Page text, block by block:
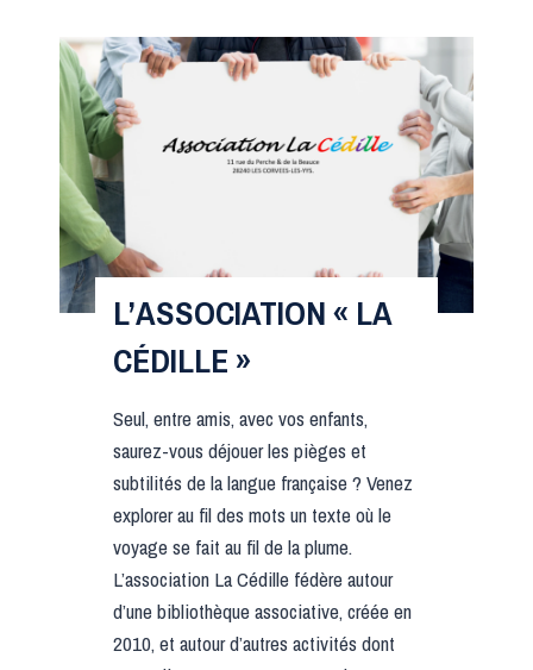
A
S
O
C
O
N
N
O
T
R
E
É
G
L’ASSOCIATION « LA
CÉDILLE »
Seul, entre amis, avec vos enfants,
saurez-vous déjouer les pièges et
subtilités de la langue française ? Venez
explorer au fil des mots un texte où le
voyage se fait au fil de la plume.
L’association La Cédille fédère autour
d’une bibliothèque associative, créée en
2010, et autour d’autres activités dont